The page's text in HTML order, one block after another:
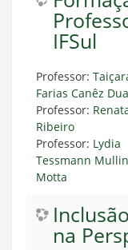
IFSul
Professor:
Farias Canêz
Professor:
Ribeiro
Professor: Lydia
Tessmann
Motta
na